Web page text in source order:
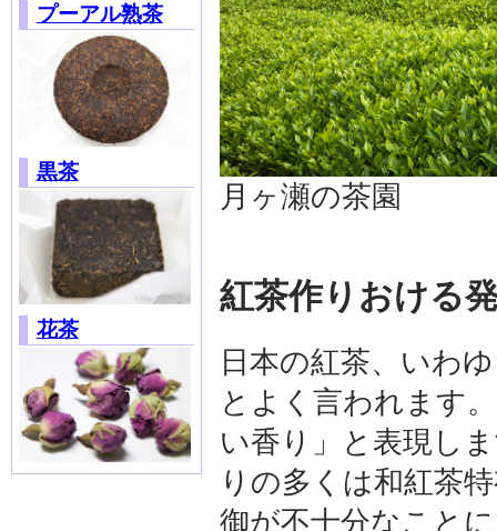
プーアル熟茶
黒茶
花茶
月ヶ瀬の茶園
紅茶作りおける
日本の紅茶、いわ
とよく言われます
い香り」と表現し
りの多くは和紅茶
御が不十分なこと